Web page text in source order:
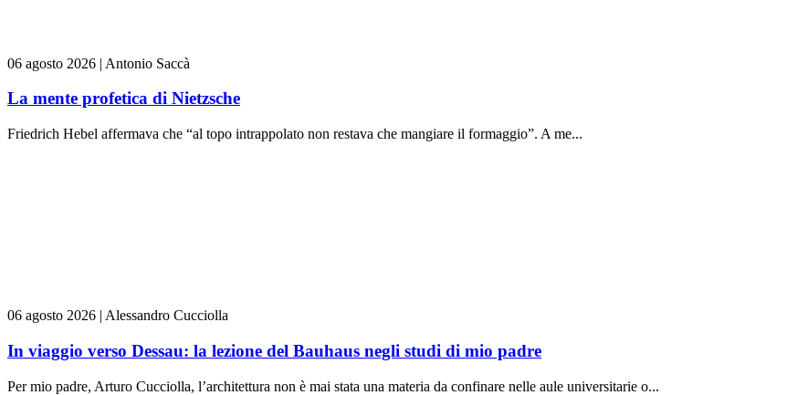
06 agosto 2026 | Antonio Saccà
La mente profetica di Nietzsche
Friedrich Hebel affermava che “al topo intrappolato non restava che mangiare il formaggio”. A me...
06 agosto 2026 | Alessandro Cucciolla
In viaggio verso Dessau: la lezione del Bauhaus negli studi di mio padre
Per mio padre, Arturo Cucciolla, l’architettura non è mai stata una materia da confinare nelle aule universitarie o...